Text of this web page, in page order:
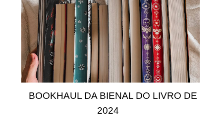
BOOKHAUL DA BIENAL DO LIVRO DE
2024